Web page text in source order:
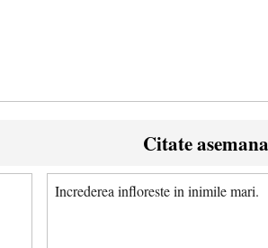
Citate
Increderea infloreste in inimile mari.